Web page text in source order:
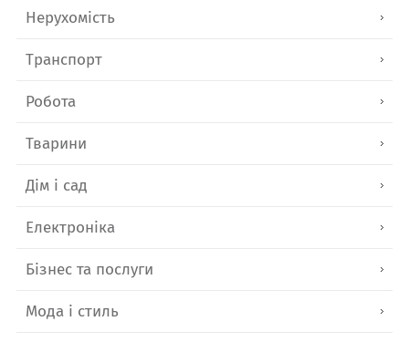
Нерухомість
Транспорт
Робота
Тварини
Дім і сад
Електроніка
Бізнес та послуги
Мода і стиль